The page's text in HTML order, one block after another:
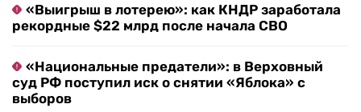
«Выигрыш в лотерею»: как КНДР заработала
рекордные $22 млрд после начала СВО
«Национальные предатели»: в Верховный
суд РФ поступил иск о снятии «Яблока» с
выборов